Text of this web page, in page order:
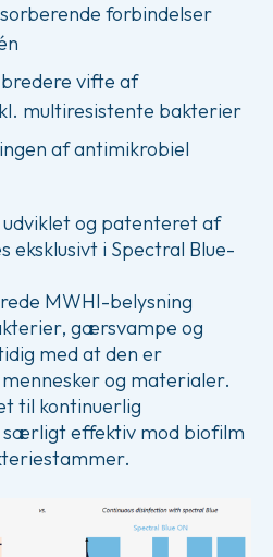
forbindelser
vifte af
multiresistente bakterier
af antimikrobiel
og patenteret af
eksklusivt i Spectral Blue-
MWHI-belysning
gærsvampe og
med at den er
og materialer.
til kontinuerlig
særligt effektiv mod biofilm